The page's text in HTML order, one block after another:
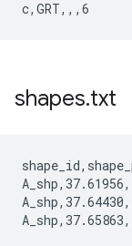
shapes.txt